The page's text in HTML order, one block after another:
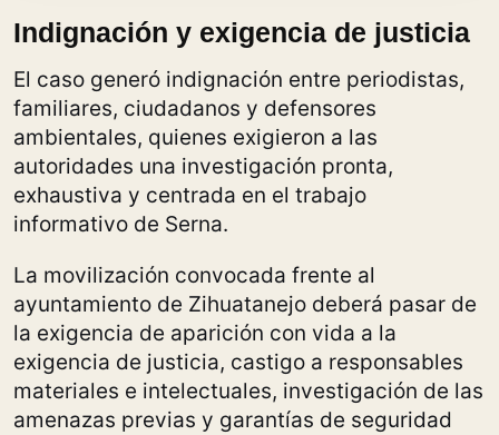
Indignación y exigencia de justicia
El caso generó indignación entre periodistas,
familiares, ciudadanos y defensores
ambientales, quienes exigieron a las
autoridades una investigación pronta,
exhaustiva y centrada en el trabajo
informativo de Serna.
La movilización convocada frente al
ayuntamiento de Zihuatanejo deberá pasar de
la exigencia de aparición con vida a la
exigencia de justicia, castigo a responsables
materiales e intelectuales, investigación de las
amenazas previas y garantías de seguridad